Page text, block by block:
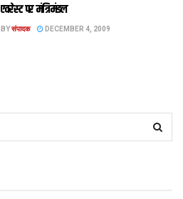
एवरेस्ट पर मंत्रिमंडल
BYसंपादक DECEMBER 4, 2009